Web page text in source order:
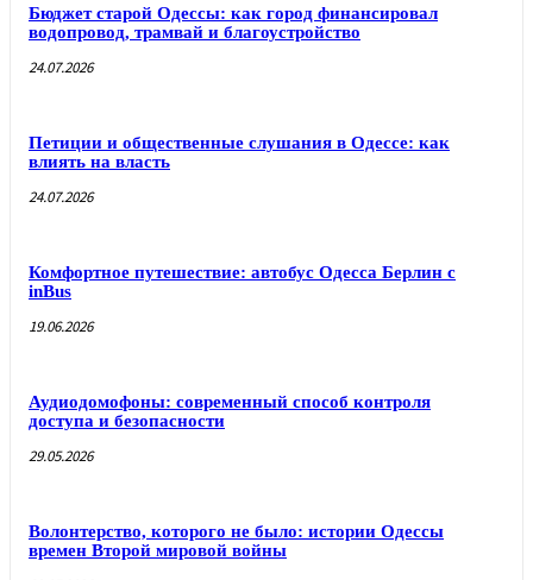
Бюджет старой Одессы: как город финансировал
водопровод, трамвай и благоустройство
24.07.2026
Петиции и общественные слушания в Одессе: как
влиять на власть
24.07.2026
Комфортное путешествие: автобус Одесса Берлин с
inBus
19.06.2026
Аудиодомофоны: современный способ контроля
доступа и безопасности
29.05.2026
Волонтерство, которого не было: истории Одессы
времен Второй мировой войны